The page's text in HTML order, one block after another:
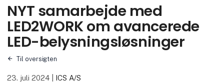
NYT samarbejde med
LED2WORK om avancerede
LED-belysningsløsninger
Til oversigten
23. juli 2024 ICS A/S